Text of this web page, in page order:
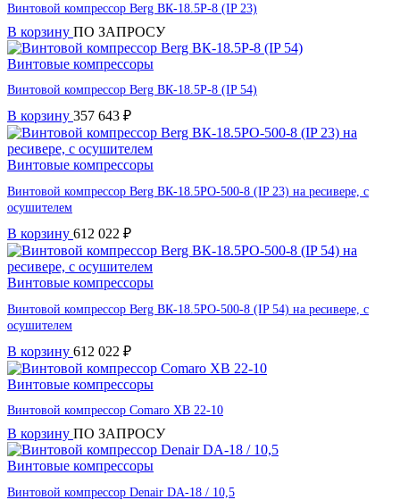
Винтовой компрессор Berg ВК-18.5Р-8 (IP 23)
В корзину ПО ЗАПРОСУ
Винтовые компрессоры
Винтовой компрессор Berg ВК-18.5Р-8 (IP 54)
В корзину 357 643 ₽
Винтовые компрессоры
Винтовой компрессор Berg ВК-18.5РО-500-8 (IP 23) на ресивере, с
осушителем
В корзину 612 022 ₽
Винтовые компрессоры
Винтовой компрессор Berg ВК-18.5РО-500-8 (IP 54) на ресивере, с
осушителем
В корзину 612 022 ₽
Винтовые компрессоры
Винтовой компрессор Comaro XB 22-10
В корзину ПО ЗАПРОСУ
Винтовые компрессоры
Винтовой компрессор Denair DA-18 / 10,5